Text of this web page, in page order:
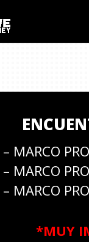
– MARCO
– MARCO
– MARCO
*MUY